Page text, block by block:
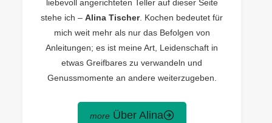
liebevoll angerichteten Teller auf dieser Seite
stehe ich – Alina Tischer. Kochen bedeutet für
mich weit mehr als nur das Befolgen von
Anleitungen; es ist meine Art, Leidenschaft in
etwas Greifbares zu verwandeln und
Genussmomente an andere weiterzugeben.
Über Alina